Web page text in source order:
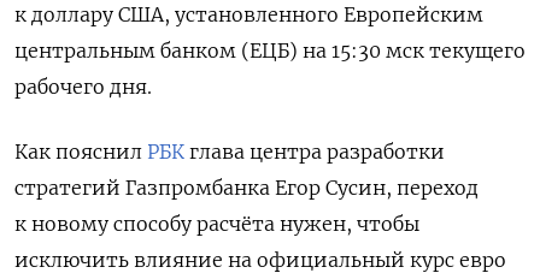
к доллару США, установленного Европейским
центральным банком (ЕЦБ) на 15:30 мск текущего
рабочего дня.
Как пояснил РБК глава центра разработки
стратегий Газпромбанка Егор Сусин, переход
к новому способу расчёта нужен, чтобы
исключить влияние на официальный курс евро